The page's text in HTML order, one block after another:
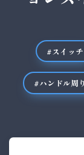
#スイッチ
#ハンドル周